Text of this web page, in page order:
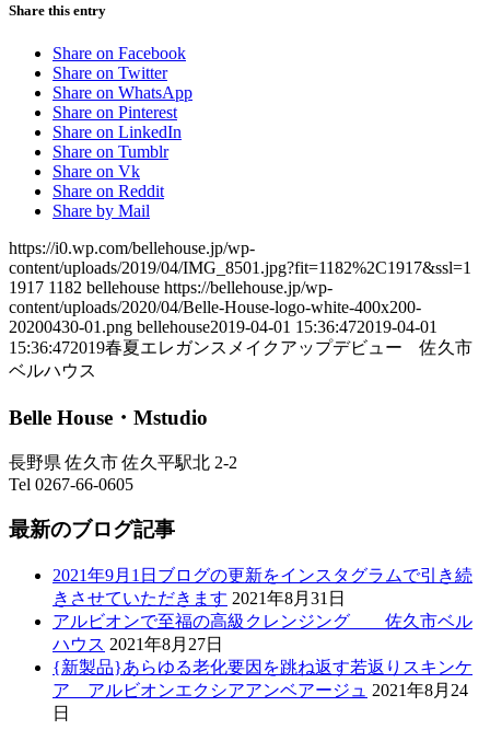
Share this entry
Share on Facebook
Share on Twitter
Share on WhatsApp
Share on Pinterest
Share on LinkedIn
Share on Tumblr
Share on Vk
Share on Reddit
Share by Mail
https://i0.wp.com/bellehouse.jp/wp-
content/uploads/2019/04/IMG_8501.jpg?fit=1182%2C1917&ssl=1
1917 1182 bellehouse https://bellehouse.jp/wp-
content/uploads/2020/04/Belle-House-logo-white-400x200-
20200430-01.png bellehouse2019-04-01 15:36:472019-04-01
15:36:472019春夏エレガンスメイクアップデビュー 佐久市
ベルハウス
Belle House・Mstudio
長野県 佐久市 佐久平駅北 2-2
Tel 0267-66-0605
最新のブログ記事
2021年9月1日ブログの更新をインスタグラムで引き続
きさせていただきます 2021年8月31日
アルビオンで至福の高級クレンジング 佐久市ベル
ハウス 2021年8月27日
{新製品}あらゆる老化要因を跳ね返す若返りスキンケ
ア アルビオンエクシアアンベアージュ 2021年8月24
日